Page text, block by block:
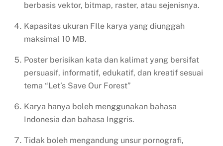
berbasis vektor, bitmap, raster, atau sejenisnya.
Kapasitas ukuran FIle karya yang diunggah
maksimal 10 MB.
Poster berisikan kata dan kalimat yang bersifat
persuasif, informatif, edukatif, dan kreatif sesuai
tema “Let’s Save Our Forest”
Karya hanya boleh menggunakan bahasa
Indonesia dan bahasa Inggris.
Tidak boleh mengandung unsur pornografi,